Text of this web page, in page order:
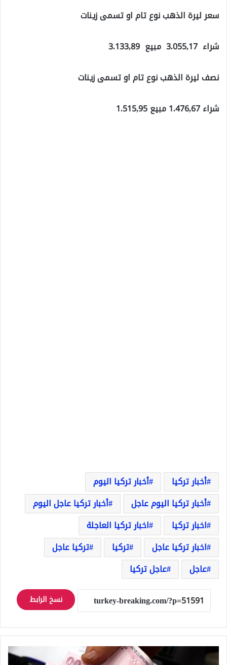
سعر ليرة الذهب نوع تام او تسمى زينات
شراء 3.055,17 مبيع 3.133,89
نصف ليرة الذهب نوع تام او تسمى زينات
شراء 1.476,67 مبيع 1.515,95
أخبار تركيا
أخبار تركيا اليوم
أخبار تركيا اليوم عاجل
أخبار تركيا عاجل اليوم
اخبار تركيا
اخبار تركيا العاجلة
اخبار تركيا عاجل
تركيا
تركيا عاجل
عاجل
عاجل تركيا
نسخ الرابط
سعر